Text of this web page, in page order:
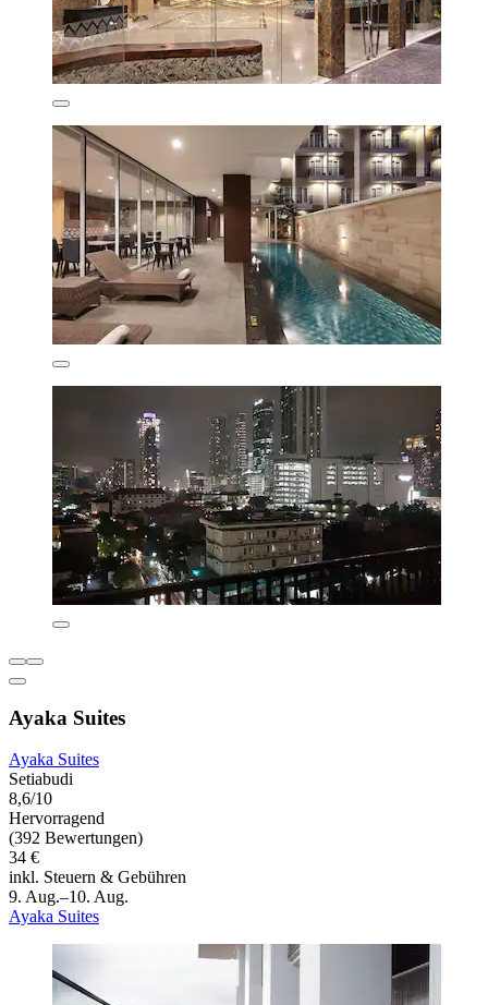
Ayaka Suites
Ayaka Suites
Setiabudi
8,6/10
Hervorragend
(392 Bewertungen)
34 €
inkl. Steuern & Gebühren
9. Aug.–10. Aug.
Ayaka Suites